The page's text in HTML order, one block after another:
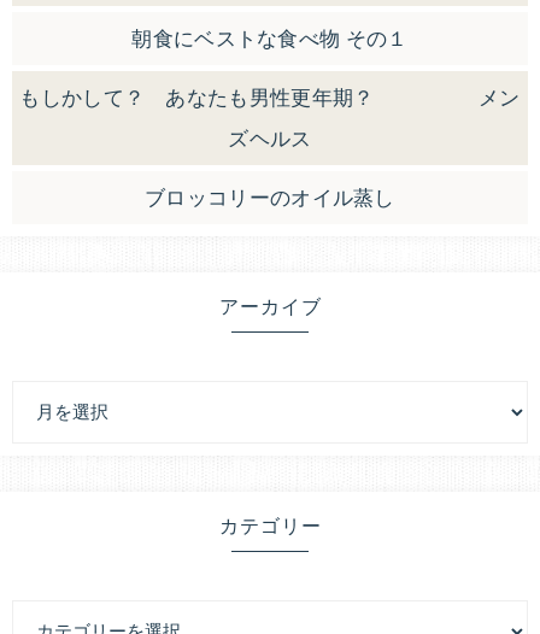
朝食にベストな食べ物 その１
もしかして？ あなたも男性更年期？ メン
ズヘルス
ブロッコリーのオイル蒸し
アーカイブ
カテゴリー